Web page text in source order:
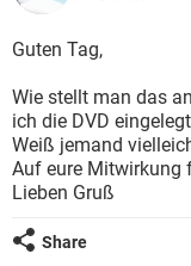
WHATSAPP
FACEBOOK
FACEBOOK
SPIELE
ANDROID
WINDOWS 10
WHATSAPP
FACEBOOK
Guten Tag,
Wie stellt man das
ich die DVD
Weiß jemand
Auf eure Mitwirkung
Lieben Gruß
Share